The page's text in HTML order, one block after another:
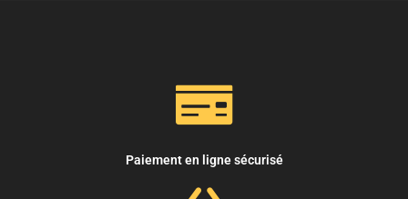
Paiement en ligne sécurisé